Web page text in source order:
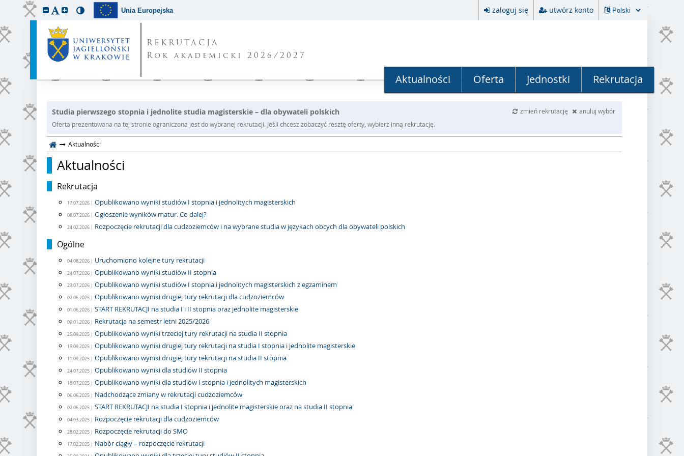
Unia Europejska zaloguj się utwórz konto
REKRUTACJA
Rok akademicki 2026/2027
Aktualności Oferta Jednostki Rekrutacja
Studia pierwszego stopnia i jednolite studia magisterskie – dla obywateli polskich zmień rekrutację
anuluj wybór
Oferta prezentowana na tej stronie ograniczona jest do wybranej rekrutacji. Jeśli chcesz zobaczyć resztę oferty, wybierz inną rekrutację.
Aktualności
Aktualności
Rekrutacja
17.07.2026 | Opublikowano wyniki studiów I stopnia i jednolitych magisterskich
08.07.2026 | Ogłoszenie wyników matur. Co dalej?
24.02.2026 | Rozpoczęcie rekrutacji dla cudzoziemców i na wybrane studia w językach obcych dla obywateli polskich
Ogólne
04.08.2026 | Uruchomiono kolejne tury rekrutacji
24.07.2026 | Opublikowano wyniki studiów II stopnia
23.07.2026 | Opublikowano wyniki studiów I stopnia i jednolitych magisterskich z egzaminem
02.06.2026 | Opublikowano wyniki drugiej tury rekrutacji dla cudzoziemców
01.06.2026 | START REKRUTACJI na studia I i II stopnia oraz jednolite magisterskie
09.01.2026 | Rekrutacja na semestr letni 2025/2026
25.09.2025 | Opublikowano wyniki trzeciej tury rekrutacji na studia II stopnia
19.09.2025 | Opublikowano wyniki drugiej tury rekrutacji na studia I stopnia i jednolite magisterskie
11.09.2025 | Opublikowano wyniki drugiej tury rekrutacji na studia II stopnia
24.07.2025 | Opublikowano wyniki dla studiów II stopnia
18.07.2025 | Opublikowano wyniki dla studiów I stopnia i jednolitych magisterskich
06.06.2025 | Nadchodzące zmiany w rekrutacji cudzoziemców
02.06.2025 | START REKRUTACJI na studia I stopnia i jednolite magisterskie oraz na studia II stopnia
04.03.2025 | Rozpoczęcie rekrutacji dla cudzoziemców
28.02.2025 | Rozpoczęcie rekrutacji do SMO
17.02.2025 | Nabór ciągły – rozpoczęcie rekrutacji